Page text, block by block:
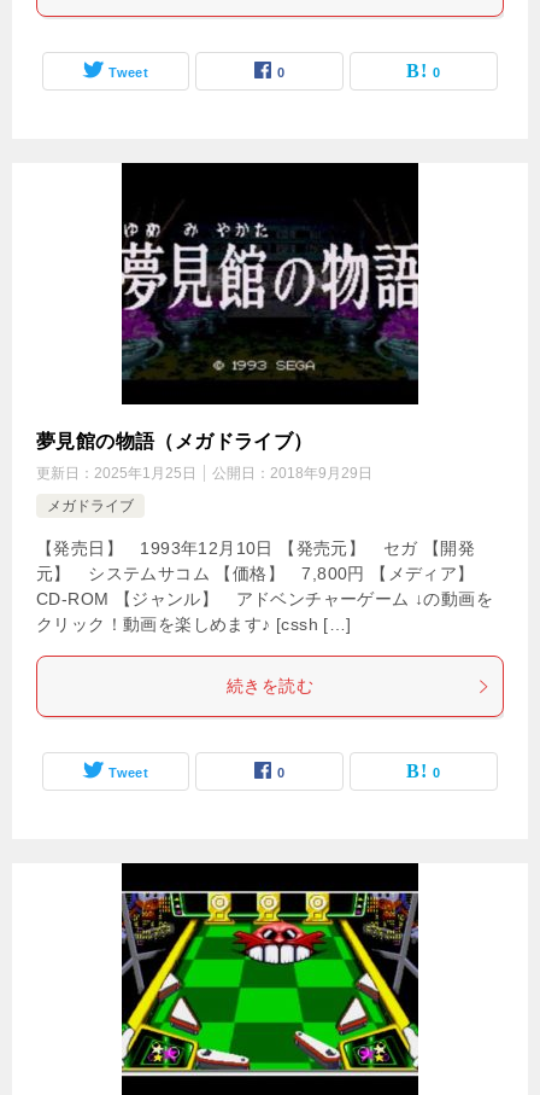
Tweet 0 0
夢見館の物語（メガドライブ）
更新日： 2025年1月25日 公開日： 2018年9月29日
メガドライブ
【発売日】 1993年12月10日 【発売元】 セガ 【開発
元】 システムサコム 【価格】 7,800円 【メディア】
CD-ROM 【ジャンル】 アドベンチャーゲーム ↓の動画を
クリック！動画を楽しめます♪ [cssh […]
続きを読む
Tweet 0 0